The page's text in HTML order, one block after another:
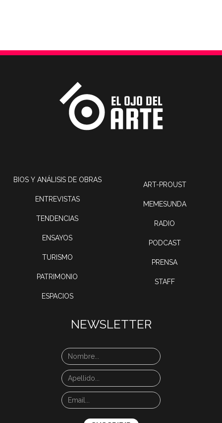
BIOS Y ANÁLISIS DE OBRAS
ENTREVISTAS
TENDENCIAS
ENSAYOS
TURISMO
PATRIMONIO
ESPACIOS
ART-PROUST
MEMESUNDA
RADIO
PODCAST
PRENSA
STAFF
NEWSLETTER